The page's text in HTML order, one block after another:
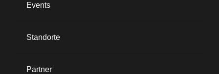
Events
Standorte
Partner